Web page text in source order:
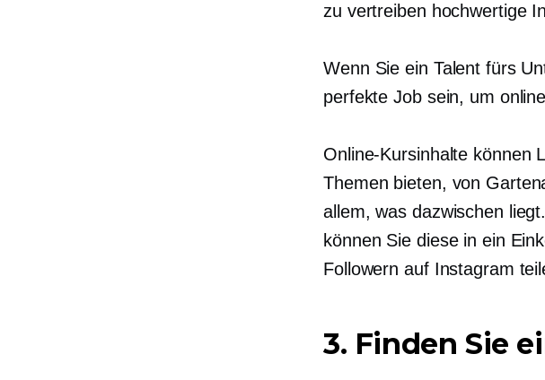
zu vertreiben hochwertige
Wenn Sie ein Talent fürs
perfekte Job sein, um
Online-Kursinhalte können
Themen bieten, von
allem, was dazwischen
können Sie diese in ein
Followern auf Instagram
3. Finden Sie